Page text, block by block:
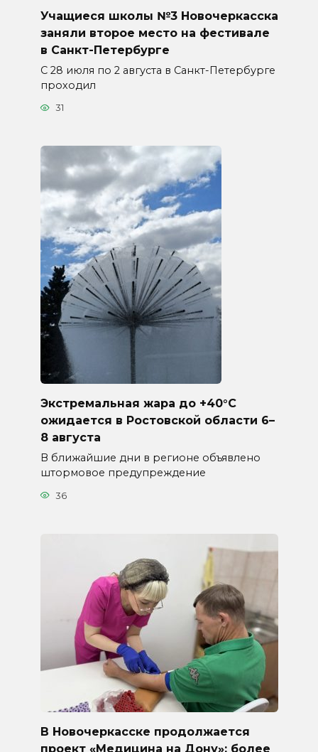
Учащиеся школы №3 Новочеркасска
заняли второе место на фестивале
в Санкт-Петербурге
С 28 июля по 2 августа в Санкт-Петербурге
проходил
31
Экстремальная жара до +40°C
ожидается в Ростовской области 6–
8 августа
В ближайшие дни в регионе объявлено
штормовое предупреждение
36
В Новочеркасске продолжается
проект «Медицина на Дону»: более